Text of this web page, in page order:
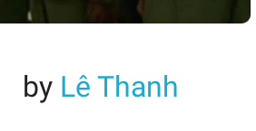
by Lê Thanh